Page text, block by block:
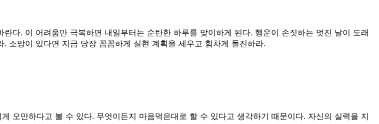
다. 이 어려움만 극복하면 내일부터는 순탄한 하루를 맞이하게 된다. 행운이 손짓하는 멋진 날이 도래
소망이 있다면 지금 당장 꼼꼼하게 실현 계획을 세우고 힘차게 돌진하라.
오만하다고 볼 수 있다. 무엇이든지 마음먹은대로 할 수 있다고 생각하기 때문이다. 자신의 실력을 지